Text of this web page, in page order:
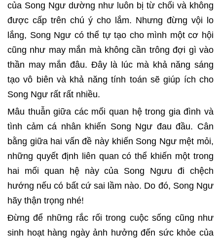
của Song Ngư dường như luôn bị từ chối và không
được cấp trên chú ý cho lắm. Nhưng đừng vội lo
lắng, Song Ngư có thể tự tạo cho mình một cơ hội
cũng như may mắn mà không cần trông đợi gì vào
thần may mắn đâu. Đây là lúc mà khả năng sáng
tạo vô biên và khả năng tính toán sẽ giúp ích cho
Song Ngư rất rất nhiều.
Mâu thuẫn giữa các mối quan hệ trong gia đình và
tình cảm cá nhân khiến Song Ngư đau đầu. Cân
bằng giữa hai vấn đề này khiến Song Ngư mệt mỏi,
những quyết định liên quan có thể khiến một trong
hai mối quan hệ này của Song Ngưu đi chệch
hướng nếu có bất cứ sai lầm nào. Do đó, Song Ngư
hãy thận trọng nhé!
Đừng để những rắc rối trong cuộc sống cũng như
sinh hoạt hàng ngày ảnh hưởng đến sức khỏe của